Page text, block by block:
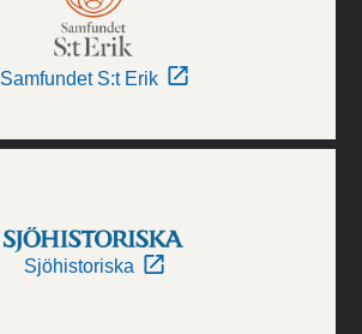
Samfundet S:t Erik
Sjöhistoriska